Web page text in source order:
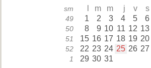
sm m m j v s
49 1 2 3 4 5 6
50 8 9 10 11 12 13
51 15 16 17 18 19 20
52 22 23 24 25 26 27
1 29 30 31